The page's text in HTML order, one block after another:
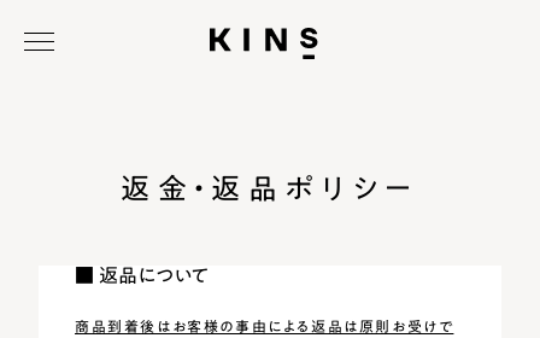
返金・返品ポリシー
■ 返品について
商品到着後はお客様の事由による返品は原則お受けで